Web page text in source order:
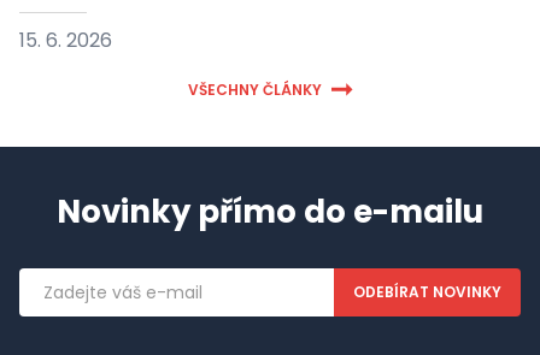
15. 6. 2026
VŠECHNY ČLÁNKY
Novinky přímo do e-mailu
Emailová
adresa